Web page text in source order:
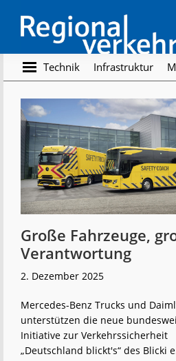
main
content
footer
Regionalverkehr
Die
Fachzeitschrift
den
Öffentlichen
Personennahverkehr
Technik Infrastruktur
Große Fahrzeuge,
Verantwortung
2. Dezember 2025
Mercedes-Benz Trucks und
unterstützen die neue
Initiative zur Verkehrssicherheit
„Deutschland blickt's“ des Blicki